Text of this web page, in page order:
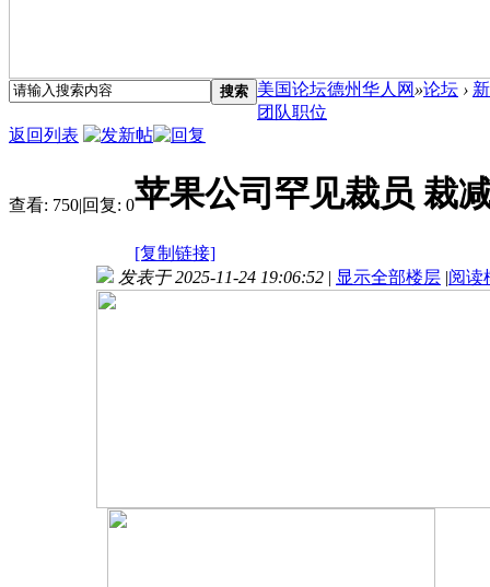
搜索 美国论坛德州华人网 »论坛 ›
团队职位
返回列表
查看: 750|回复: 0苹果公司罕见裁员 裁
[复制链接]
发表于 2025-11-24 19:06:52 | 显示全部楼层 |阅读